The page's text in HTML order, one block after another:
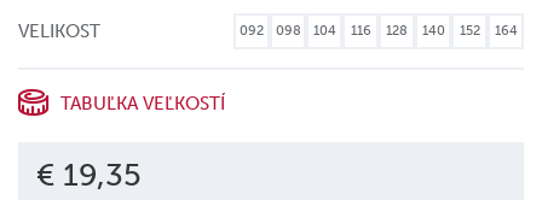
VELIKOST 092 098 104 116 128 140 152 164
TABUĽKA VEĽKOSTÍ
€ 19,35